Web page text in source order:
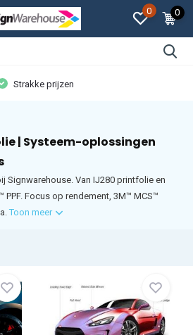
0 0
aandacht
| Systeem-oplossingen
Signwarehouse. Van IJ280 printfolie en
Focus op rendement, 3M™ MCS™
Toon meer